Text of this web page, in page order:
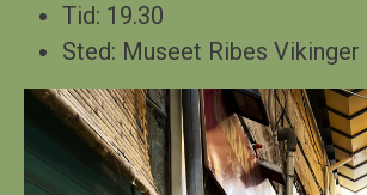
Tid: 19.30
Sted: Museet Ribes Vikinger